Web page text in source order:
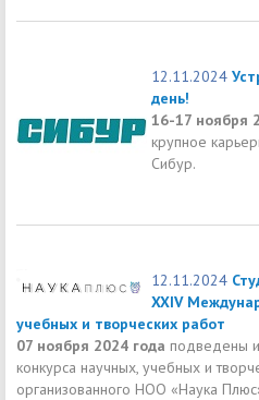
12.11.2024
день!
16-17 ноября
крупное
Сибур.
12.11.2024
XXIV
учебных и творческих работ
07 ноября 2024 года подведены
конкурса научных, учебных и
организованного НОО «Наука